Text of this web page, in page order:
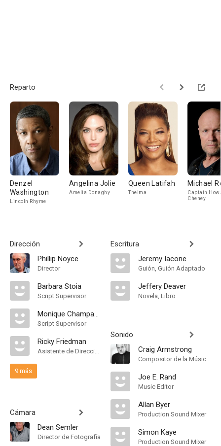
Reparto
Denzel
Washington
Lincoln Rhyme
Angelina Jolie
Amelia Donaghy
Queen Latifah
Thelma
Michael
Captain
Cheney
Dirección
Phillip Noyce
Director
Barbara Stoia
Script Supervisor
Monique Champagne
Script Supervisor
Ricky Friedman
Asistente de Dirección
9 más
Cámara
Dean Semler
Director de Fotografía
Escritura
Jeremy Iacone
Guión, Guión Adaptado
Jeffery Deaver
Novela, Libro
Sonido
Craig Armstrong
Compositor de la Música Original
Joe E. Rand
Music Editor
Allan Byer
Production Sound Mixer
Simon Kaye
Production Sound Mixer